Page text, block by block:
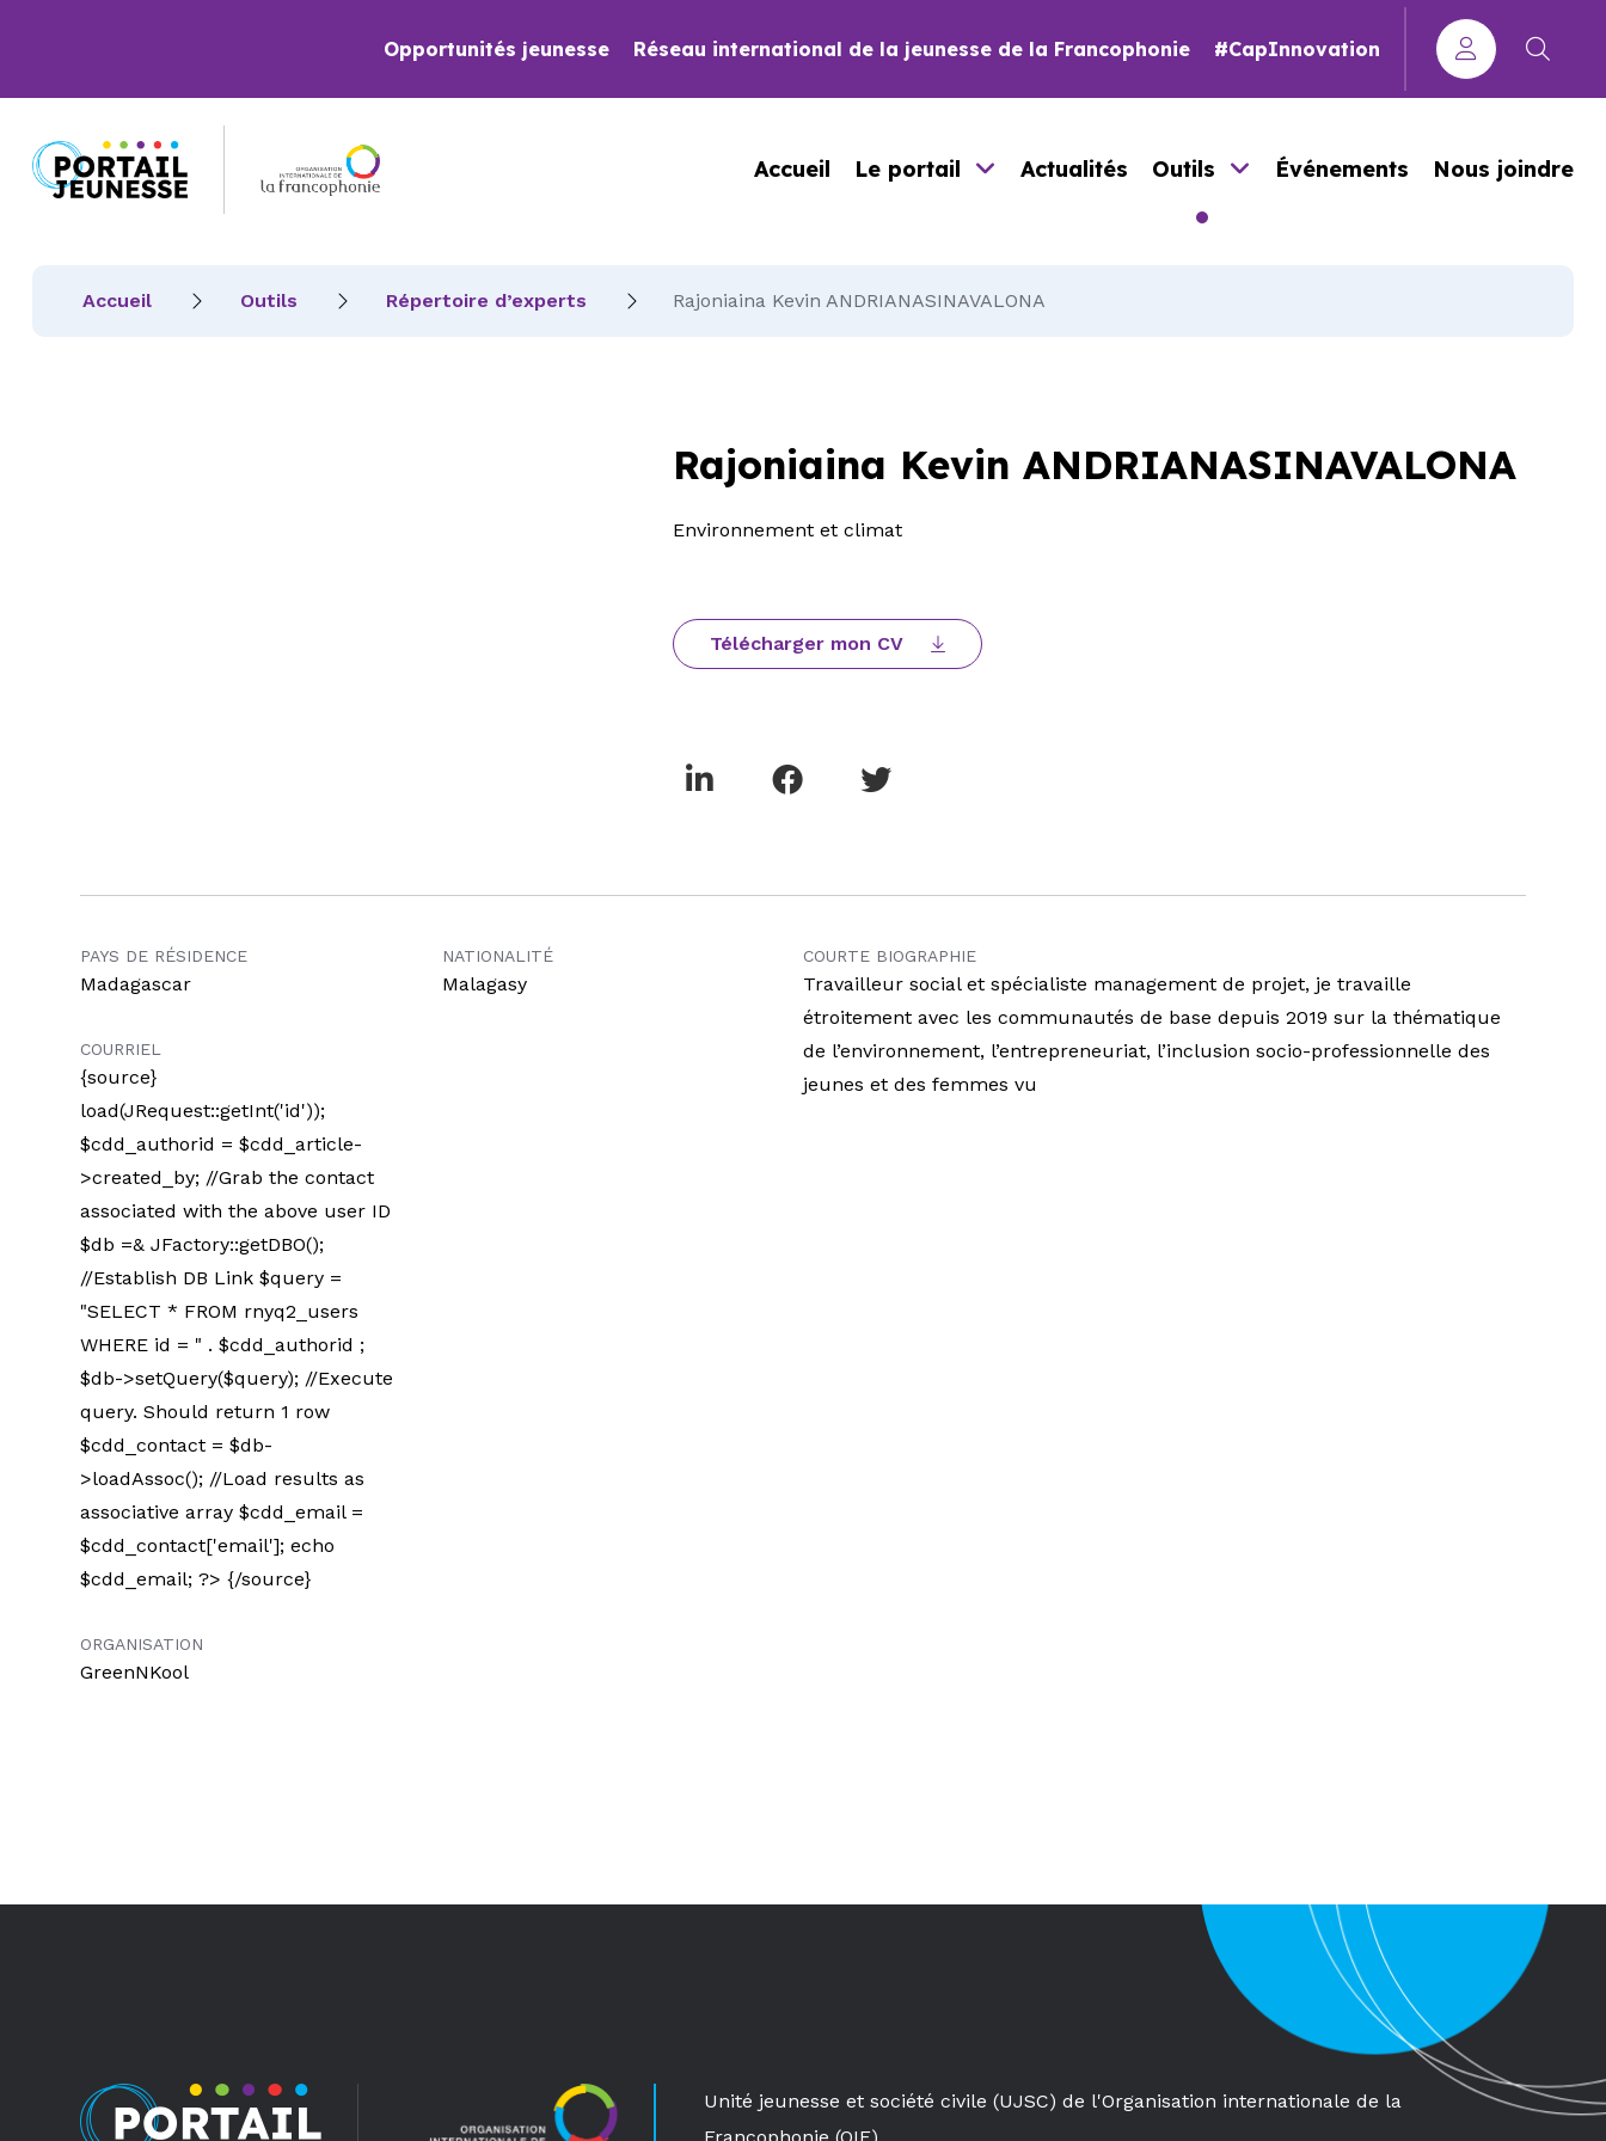
Opportunités jeunesse Réseau international de la jeunesse de la Francophonie #CapInnovation
Accueil Le portail Actualités Outils Événements Nous joindre
Accueil Outils Répertoire d’experts Rajoniaina Kevin ANDRIANASINAVALONA
Rajoniaina Kevin ANDRIANASINAVALONA
Environnement et climat
Télécharger mon CV
PAYS DE RÉSIDENCE
Madagascar
COURRIEL
{source}
load(JRequest::getInt('id'));
$cdd_authorid = $cdd_article-
>created_by; //Grab the contact
associated with the above user ID
$db =& JFactory::getDBO();
//Establish DB Link $query =
"SELECT * FROM rnyq2_users
WHERE id = " . $cdd_authorid ;
$db->setQuery($query); //Execute
query. Should return 1 row
$cdd_contact = $db-
>loadAssoc(); //Load results as
associative array $cdd_email =
$cdd_contact['email']; echo
$cdd_email; ?> {/source}
ORGANISATION
GreenNKool
NATIONALITÉ
Malagasy
COURTE BIOGRAPHIE
Travailleur social et spécialiste management de projet, je travaille
étroitement avec les communautés de base depuis 2019 sur la thématique
de l’environnement, l’entrepreneuriat, l’inclusion socio-professionnelle des
jeunes et des femmes vu
Unité jeunesse et société civile (UJSC) de l'Organisation internationale de la